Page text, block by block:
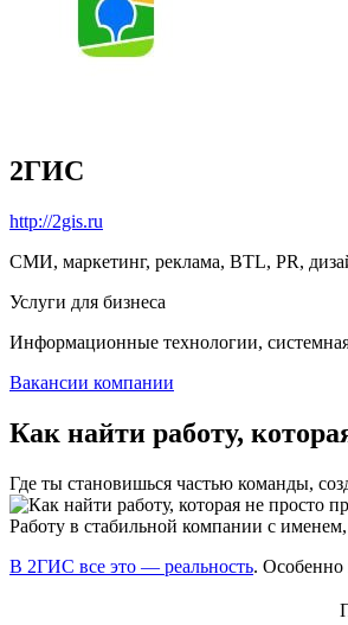
2ГИС
http://2gis.ru
СМИ, маркетинг, реклама, BTL, PR,
Услуги для бизнеса
Информационные технологии,
Вакансии компании
Как найти работу,
Где ты становишься частью команды,
Работу в стабильной компании с
В 2ГИС все это — реальность. Особенно